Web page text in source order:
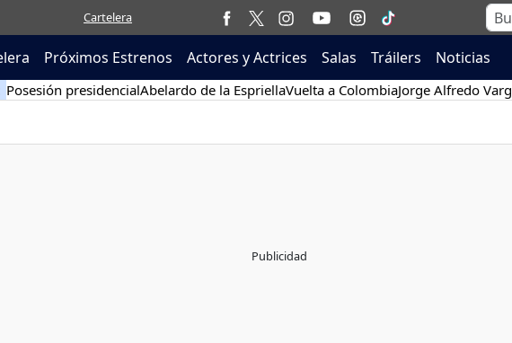
Cartelera
Próximos Estrenos Actores y Actrices Salas Tráilers Noticias
Posesión presidencialAbelardo de la EspriellaVuelta a ColombiaJorge Alfredo